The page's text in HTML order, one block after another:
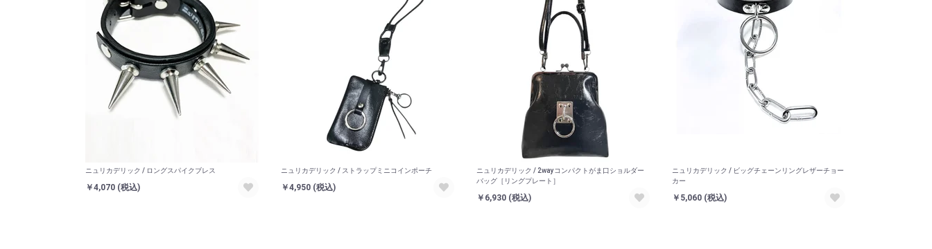
ニュリカデリック / ロングスパイクブレス
￥4,070 (税込)
ニュリカデリック / ストラップミニコインポーチ
￥4,950 (税込)
ニュリカデリック / 2wayコンパクトがま口ショルダー
バッグ［リングプレート］
￥6,930 (税込)
ニュリカデリック / ビッグチェーンリングレザーチョー
カー
￥5,060 (税込)